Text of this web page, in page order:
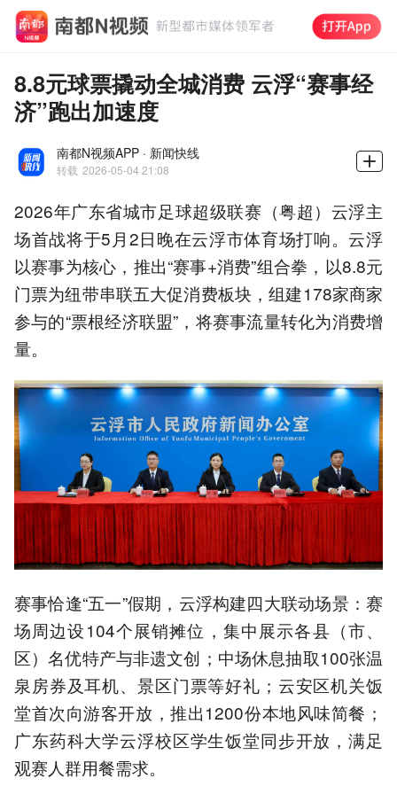
8.8元球票撬动全城消费 云浮“赛事经
济”跑出加速度
南都N视频APP · 新闻快线
转载 2026-05-04 21:08
2026年广东省城市足球超级联赛（粤超）云浮主
场首战将于5月2日晚在云浮市体育场打响。云浮
以赛事为核心，推出“赛事+消费”组合拳，以8.8元
门票为纽带串联五大促消费板块，组建178家商家
参与的“票根经济联盟”，将赛事流量转化为消费增
量。
赛事恰逢“五一”假期，云浮构建四大联动场景：赛
场周边设104个展销摊位，集中展示各县（市、
区）名优特产与非遗文创；中场休息抽取100张温
泉房券及耳机、景区门票等好礼；云安区机关饭
堂首次向游客开放，推出1200份本地风味简餐；
广东药科大学云浮校区学生饭堂同步开放，满足
观赛人群用餐需求。